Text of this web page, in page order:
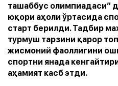
ташаббус олимпиадаси”
юқори аҳоли ўртасида
старт берилди. Тадбир
турмуш тарзини қарор
жисмоний фаоллигини
спортни янада
аҳамият касб этди.